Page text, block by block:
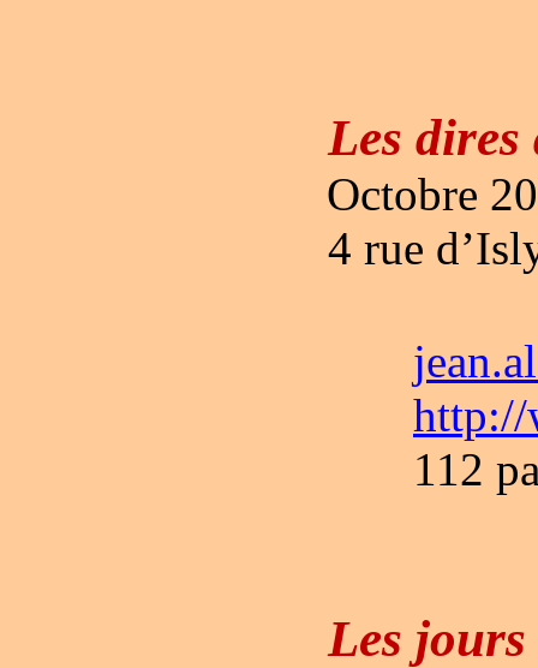
Les dires
Octobre
4 rue
http://
112
Les jours